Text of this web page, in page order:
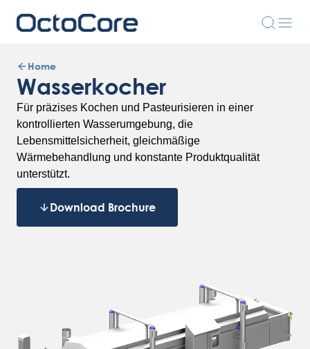
Home
Wasserkocher
Für präzises Kochen und Pasteurisieren in einer
kontrollierten Wasserumgebung, die
Lebensmittelsicherheit, gleichmäßige
Wärmebehandlung und konstante Produktqualität
unterstützt.
Download Brochure